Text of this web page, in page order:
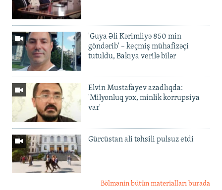
'Guya Əli Kərimliyə 850 min
göndərib' – keçmiş mühafizəçi
tutuldu, Bakıya verilə bilər
Elvin Mustafayev azadlıqda:
'Milyonluq yox, minlik korrupsiya
var'
Gürcüstan ali təhsili pulsuz etdi
Bölmənin bütün materialları burada